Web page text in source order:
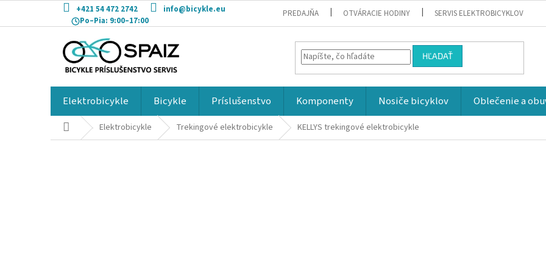
obsah
+421 54 472 2742
info@bicykle.eu
Po–Pia: 9:00–17:00
PREDAJŇA OTVÁRACIE HODINY SERVIS ELEKTROBICYKLOV
HĽADAŤ
Elektrobicykle Bicykle Príslušenstvo Komponenty Nosiče bicyklov Oblečenie a
DomovElektrobicykle Trekingové elektrobicykle KELLYS trekingové elektrobicykle